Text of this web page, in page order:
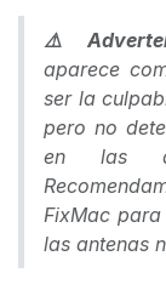
⚠️
aparece
ser la
pero no
en las
FixMac
las antenas